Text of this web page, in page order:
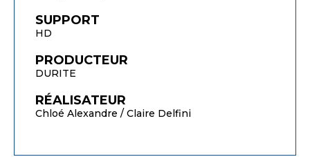
SUPPORT
HD
PRODUCTEUR
DURITE
RÉALISATEUR
Chloé Alexandre / Claire Delfini